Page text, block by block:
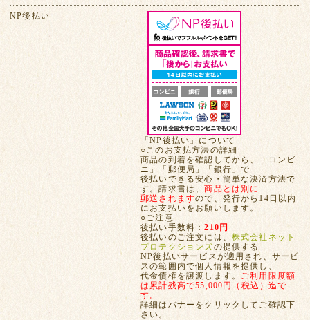
NP後払い
「NP後払い」について
○このお支払方法の詳細
商品の到着を確認してから、「コンビ
ニ」「郵便局」「銀行」で
後払いできる安心・簡単な決済方法で
す。請求書は、商品とは別に
郵送されますので、発行から14日以内
にお支払いをお願いします。
○ご注意
後払い手数料：210円
後払いのご注文には、 株式会社ネット
プロテクションズの提供する
NP後払いサービスが適用され、サービ
スの範囲内で個人情報を提供し、
代金債権を譲渡します。 ご利用限度額
は累計残高で55,000円（税込）迄で
す。
詳細はバナーをクリックしてご確認下
さい。